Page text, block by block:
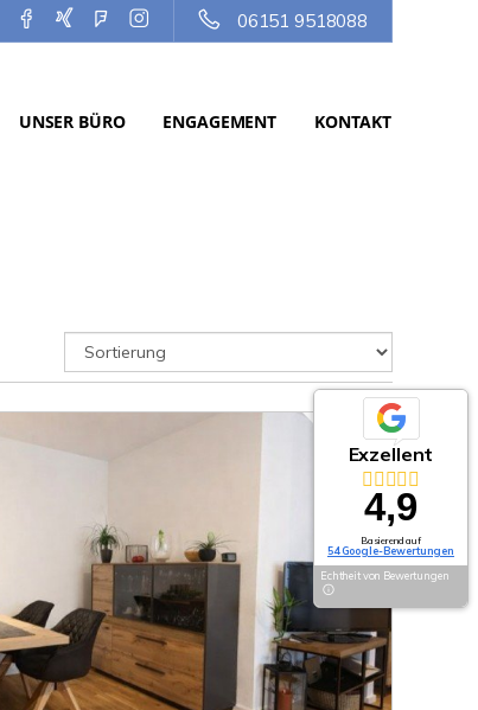
06151 9518088
UNSER BÜRO ENGAGEMENT KONTAKT
Exzellent
4,9
Basierend auf
54 Google-Bewertungen
Echtheit von Bewertungen